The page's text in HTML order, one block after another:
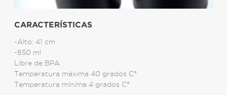
CARACTERÍSTICAS
-Alto: 41 cm
-850 ml
Libre de BPA
Temperatura máxima 40 grados C°
Temperatura mínima 4 grados C°